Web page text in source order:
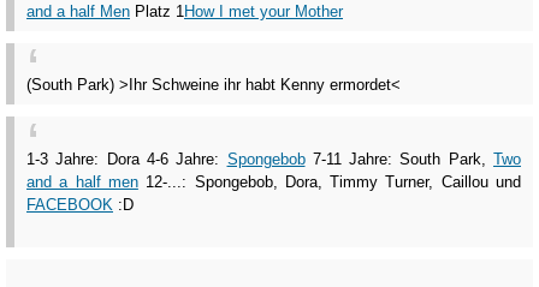
and a half Men Platz 1How I met your Mother
(South Park) >Ihr Schweine ihr habt Kenny ermordet<
1-3 Jahre: Dora 4-6 Jahre: Spongebob7-11 Jahre: South Park, Two
and a half men12-...: Spongebob, Dora, Timmy Turner, Caillou und
FACEBOOK :D